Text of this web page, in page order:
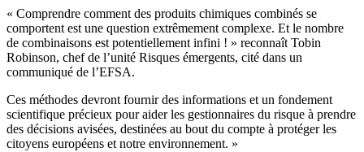
« Comprendre comment des produits chimiques combinés se
comportent est une question extrêmement complexe. Et le nombre
de combinaisons est potentiellement infini ! » reconnaît Tobin
Robinson, chef de l’unité Risques émergents, cité dans un
communiqué de l’EFSA.
Ces méthodes devront fournir des informations et un fondement
scientifique précieux pour aider les gestionnaires du risque à prendre
des décisions avisées, destinées au bout du compte à protéger les
citoyens européens et notre environnement. »